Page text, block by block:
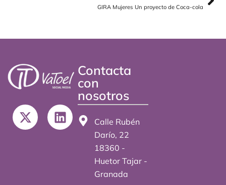
GIRA Mujeres Un proyecto de Coca-cola
X
-
L
i
Contacta
con
nosotros
Calle Rubén
Darío, 22
18360 -
Huetor Tajar -
Granada